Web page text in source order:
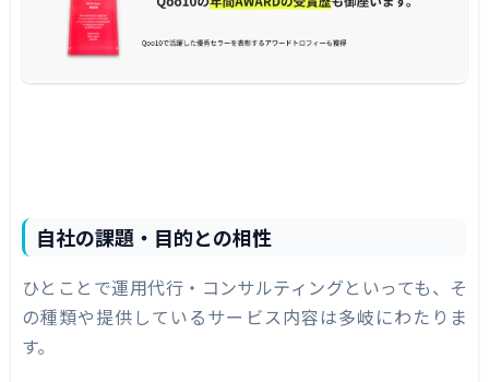
自社の課題・目的との相性
ひとことで運用代行・コンサルティングといっても、そ
の種類や提供しているサービス内容は多岐にわたりま
す。